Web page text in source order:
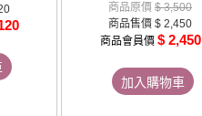
商品原價 $ 3,500
商品售價 $ 2,450
商品會員價 $ 2,450
加入購物車